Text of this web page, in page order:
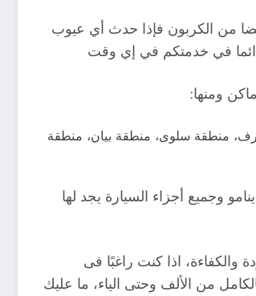
من الكربون فإذا حدث أي عيوب
في خدمتكم في إي وقت
ومنها:
منطقة سلوى، منطقة بيان، منطقة
وجميع أجزاء السيارة يجد لها
اذا كنت راغبًا فى
من الألف وحتى الياء، ما عليك